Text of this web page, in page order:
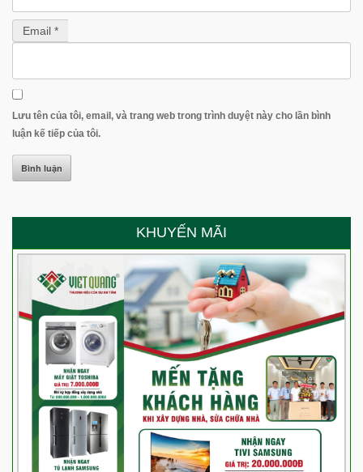
Email *
Lưu tên của tôi, email, và trang web trong trình duyệt này cho lần bình
luận kế tiếp của tôi.
KHUYẾN MÃI